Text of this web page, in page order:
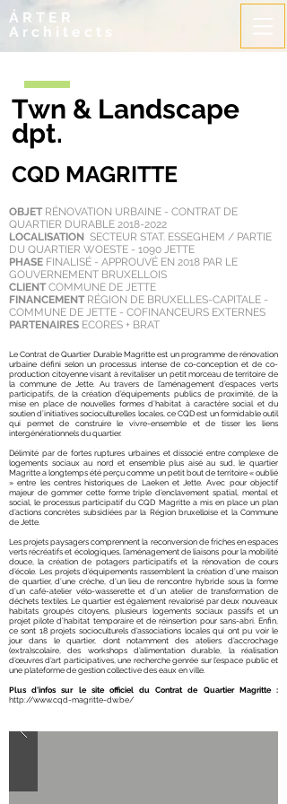
ÁRTER
Architects
Twn & Landscape
dpt.
CQD MAGRITTE
OBJET RÉNOVATION URBAINE - CONTRAT DE
QUARTIER DURABLE 2018-2022
LOCALISATION SECTEUR STAT. ESSEGHEM / PARTIE
DU QUARTIER WOESTE - 1090 JETTE
PHASE FINALISÉ - APPROUVÉ EN 2018 PAR LE
GOUVERNEMENT BRUXELLOIS
CLIENTCOMMUNE DE JETTE
FINANCEMENT RÉGION DE BRUXELLES-CAPITALE -
COMMUNE DE JETTE - COFINANCEURS EXTERNES
PARTENAIRES ECORES + BRAT
Le Contrat de Quartier Durable Magritte est un programme de rénovation
urbaine défini selon un processus intense de co-conception et de co-
production citoyenne visant à revitaliser un petit morceau de territoire de
la commune de Jette. Au travers de l’aménagement d’espaces verts
participatifs, de la création d’équipements publics de proximité, de la
mise en place de nouvelles formes d’habitat à caractère social et du
soutien d’initiatives socioculturelles locales, ce CQD est un formidable outil
qui permet de construire le vivre-ensemble et de tisser les liens
intergénérationnels du quartier.
Délimité par de fortes ruptures urbaines et dissocié entre complexe de
logements sociaux au nord et ensemble plus aisé au sud, le quartier
Magritte a longtemps été perçu comme un petit bout de territoire « oublié
» entre les centres historiques de Laeken et Jette. Avec pour objectif
majeur de gommer cette forme triple d’enclavement spatial, mental et
social, le processus participatif du CQD Magritte a mis en place un plan
d’actions concrètes subsidiées par la Région bruxelloise et la Commune
de Jette.
Les projets paysagers comprennent la reconversion de friches en espaces
verts récréatifs et écologiques, l’aménagement de liaisons pour la mobilité
douce, la création de potagers participatifs et la rénovation de cours
d’école. Les projets d’équipements rassemblent la création d’une maison
de quartier, d’une crèche, d’un lieu de rencontre hybride sous la forme
d’un café-atelier vélo-wasserette et d’un atelier de transformation de
déchets textiles. Le quartier est également revalorisé par deux nouveaux
habitats groupés citoyens, plusieurs logements sociaux passifs et un
projet pilote d’habitat temporaire et de réinsertion pour sans-abri. Enfin,
ce sont 18 projets socioculturels d’associations locales qui ont pu voir le
jour dans le quartier, dont notamment des ateliers d’accrochage
(extra)scolaire, des workshops d’alimentation durable, la réalisation
d’œuvres d’art participatives, une recherche genrée sur l’espace public et
une plateforme de gestion collective des eaux en ville.
Plus d'infos sur le site officiel du Contrat de Quartier Magritte :
http://www.cqd-magritte-dw.be/